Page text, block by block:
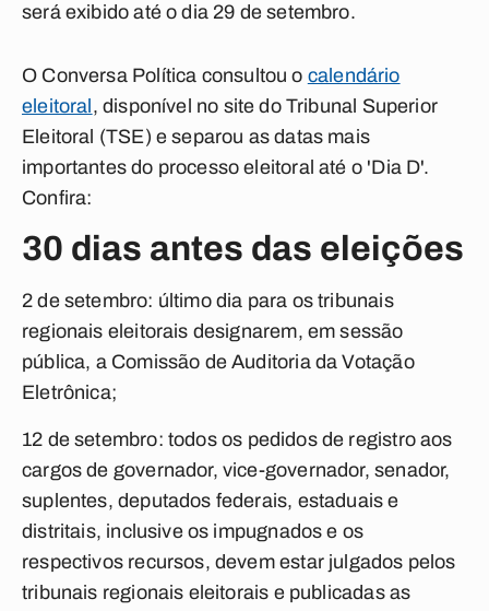
será exibido até o dia 29 de setembro.
O Conversa Política consultou o calendário
eleitoral , disponível no site do Tribunal Superior
Eleitoral (TSE) e separou as datas mais
importantes do processo eleitoral até o 'Dia D'.
Confira:
30 dias antes das eleições
2 de setembro: último dia para os tribunais
regionais eleitorais designarem, em sessão
pública, a Comissão de Auditoria da Votação
Eletrônica;
12 de setembro: todos os pedidos de registro aos
cargos de governador, vice-governador, senador,
suplentes, deputados federais, estaduais e
distritais, inclusive os impugnados e os
respectivos recursos, devem estar julgados pelos
tribunais regionais eleitorais e publicadas as